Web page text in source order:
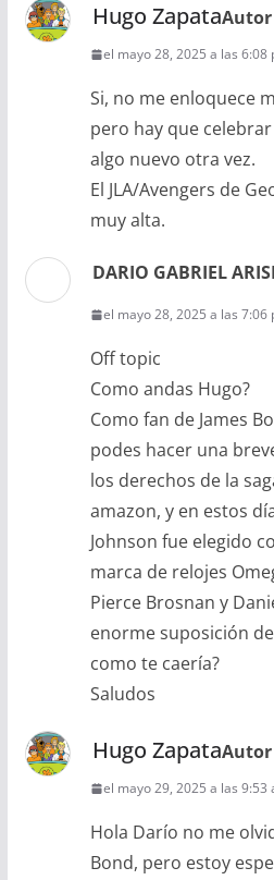
Hugo Zapata
el mayo 28, 2025 a las 6:08
Si, no me enloquece
pero hay que
algo nuevo otra vez.
El JLA/Avengers de
muy alta.
DARIO GABRIEL
el mayo 28, 2025 a las 7:06
Off topic
Como andas Hugo?
Como fan de James
podes hacer una
los derechos de la
amazon, y en estos
Johnson fue elegido
marca de relojes
Pierce Brosnan y
enorme suposición
como te caería?
Saludos
Hugo Zapata
el mayo 29, 2025 a las 9:53
Hola Darío no me
Bond, pero estoy